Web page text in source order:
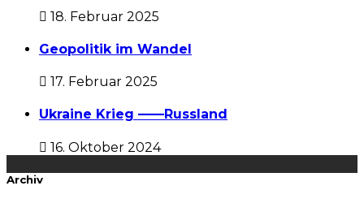
18. Februar 2025
Geopolitik im Wandel
17. Februar 2025
Ukraine Krieg ——Russland
16. Oktober 2024
Archiv